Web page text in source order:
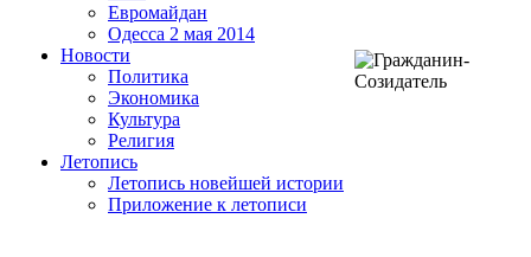
Евромайдан
Одесса 2 мая 2014
Новости
Политика
Экономика
Культура
Религия
Летопись
Летопись новейшей истории
Приложение к летописи